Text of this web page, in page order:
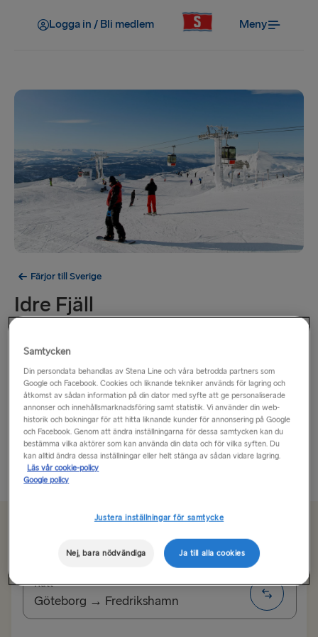
Logga in / Bli medlem Meny
Färjor till Sverige
Idre Fjäll
största skidanläggningar men även ett resmål året
runt.
När du reser till Idre Fjäll under vintern kan du njuta av
fantastisk skidåkning, frusna sjöar och snöklädda
skogar och under...
Läs mer
enkel resa, bil och förare
Rutt
Göteborg → Fredrikshamn
Samtycken
Din persondata behandlas av Stena Line och våra betrodda partners som
Google och Facebook. Cookies och liknande tekniker används för lagring och
åtkomst av sådan information på din dator med syfte att ge personaliserade
annonser och innehållsmarknadsföring samt statistik. Vi använder din web-
historik och bokningar för att hitta liknande kunder för annonsering på Google
och Facebook. Genom att ändra inställningarna för dessa samtycken kan du
bestämma vilka aktörer som kan använda din data och för vilka syften. Du
kan alltid ändra dessa inställningar eller helt stänga av sådan vidare lagring.
Läs vår cookie-policy
Google policy
Justera inställningar för samtycke
Nej, bara nödvändiga Ja till alla cookies